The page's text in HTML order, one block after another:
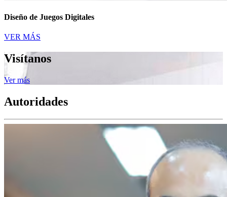
Diseño de Juegos Digitales
VER MÁS
Visítanos
Ver más
Autoridades